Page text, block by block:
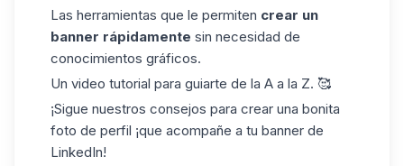
Las herramientas que le permiten crear un
banner rápidamente sin necesidad de
conocimientos gráficos.
Un video tutorial para guiarte de la A a la Z. 🥰
¡Sigue nuestros consejos para crear una bonita
foto de perfil ¡que acompañe a tu banner de
LinkedIn!